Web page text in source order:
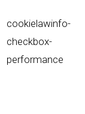
cookielawinfo-
checkbox-
performance